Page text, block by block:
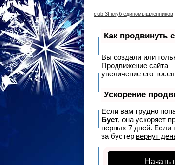
club 3t клуб единомышленников
Как продвинуть
Вы создали или
Продвижение сайта
увеличение его
Ускорение
Если вам трудно
Буст, она ускоряет
первых 7 дней. Если
за бустер вернут
Начать